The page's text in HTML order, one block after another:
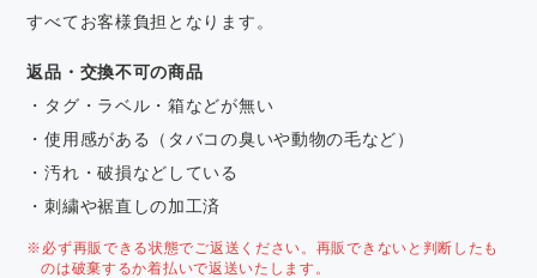
すべてお客様負担となります。
返品・交換不可の商品
・タグ・ラベル・箱などが無い
・使用感がある（タバコの臭いや動物の毛など）
・汚れ・破損などしている
・刺繍や裾直しの加工済
※必ず再販できる状態でご返送ください。再販できないと判断したも
のは破棄するか着払いで返送いたします。